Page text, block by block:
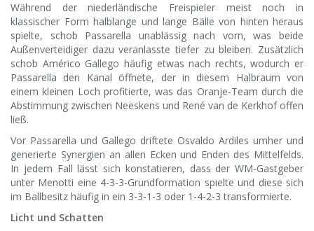
Während der niederländische Freispieler meist noch in
klassischer Form halblange und lange Bälle von hinten heraus
spielte, schob Passarella unablässig nach vorn, was beide
Außenverteidiger dazu veranlasste tiefer zu bleiben. Zusätzlich
schob Américo Gallego häufig etwas nach rechts, wodurch er
Passarella den Kanal öffnete, der in diesem Halbraum von
einem kleinen Loch profitierte, was das Oranje-Team durch die
Abstimmung zwischen Neeskens und René van de Kerkhof offen
ließ.
Vor Passarella und Gallego driftete Osvaldo Ardiles umher und
generierte Synergien an allen Ecken und Enden des Mittelfelds.
In jedem Fall lässt sich konstatieren, dass der WM-Gastgeber
unter Menotti eine 4-3-3-Grundformation spielte und diese sich
im Ballbesitz häufig in ein 3-3-1-3 oder 1-4-2-3 transformierte.
Licht und Schatten